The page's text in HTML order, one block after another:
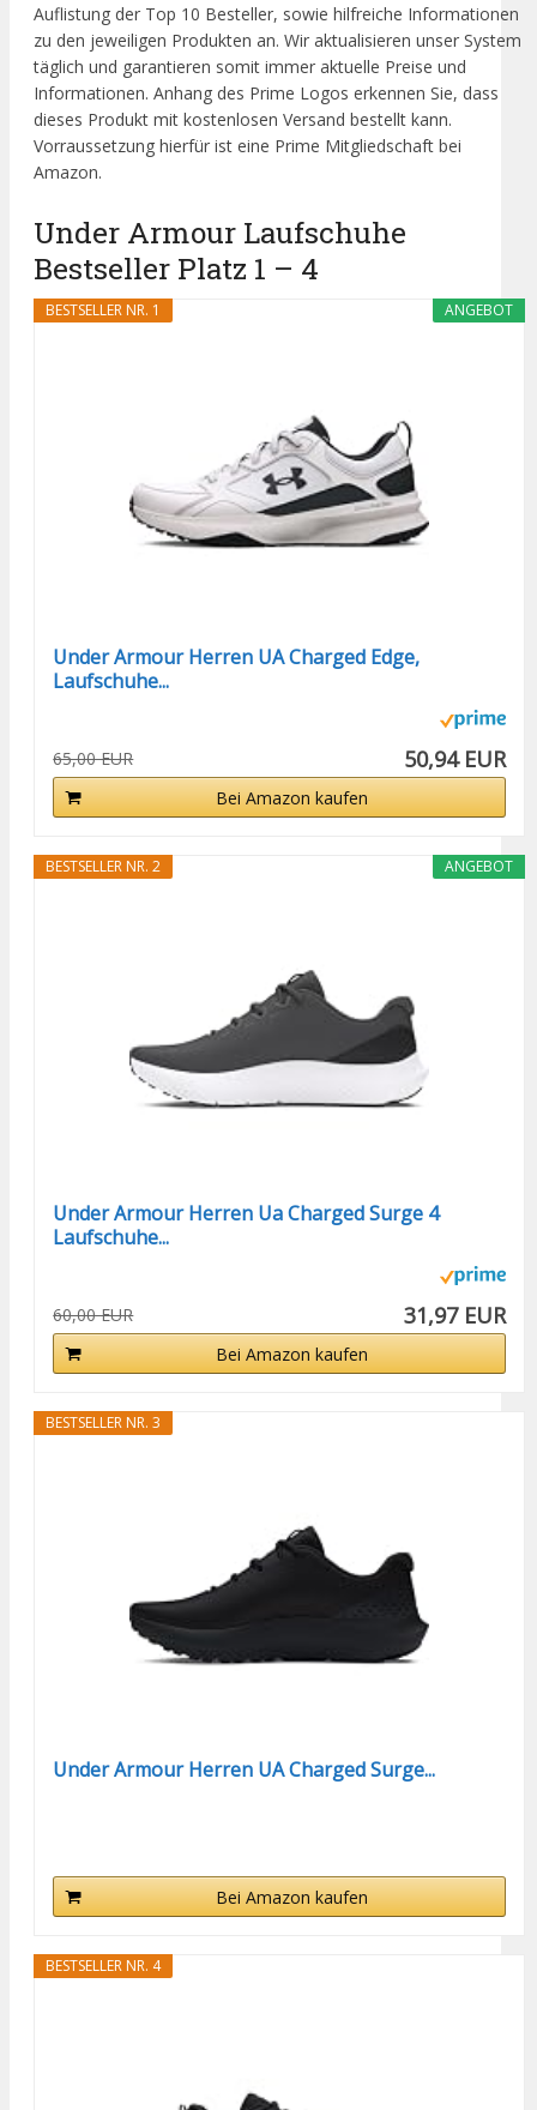
Auflistung der Top 10 Besteller, sowie hilfreiche Informationen
zu den jeweiligen Produkten an. Wir aktualisieren unser System
täglich und garantieren somit immer aktuelle Preise und
Informationen. Anhang des Prime Logos erkennen Sie, dass
dieses Produkt mit kostenlosen Versand bestellt kann.
Vorraussetzung hierfür ist eine Prime Mitgliedschaft bei
Amazon.
Under Armour Laufschuhe
Bestseller Platz 1 – 4
ANGEBOT
BESTSELLER NR. 1
Under Armour Herren UA Charged Edge,
Laufschuhe...
65,00 EUR 50,94 EUR
Bei Amazon kaufen
ANGEBOT
BESTSELLER NR. 2
Under Armour Herren Ua Charged Surge 4
Laufschuhe...
60,00 EUR 31,97 EUR
Bei Amazon kaufen
BESTSELLER NR. 3
Under Armour Herren UA Charged Surge...
Bei Amazon kaufen
BESTSELLER NR. 4